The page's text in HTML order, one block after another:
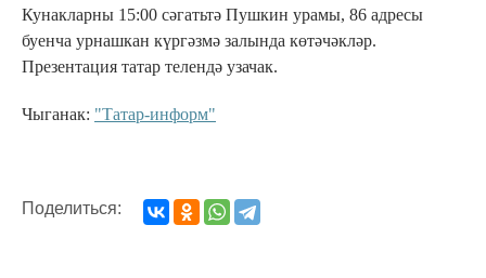
Кунакларны 15:00 сәгатьтә Пушкин урамы, 86 адресы
буенча урнашкан күргәзмә залында көтәчәкләр.
Презентация татар телендә узачак.
Чыганак: "Татар-информ"
Поделиться: